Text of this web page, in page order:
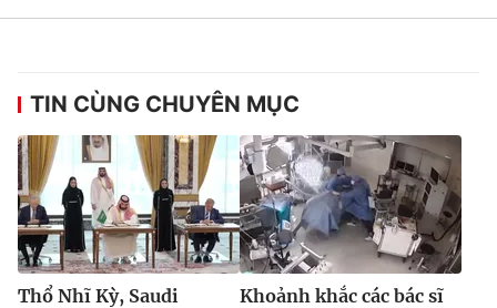
TIN CÙNG CHUYÊN MỤC
Thổ Nhĩ Kỳ, Saudi
Khoảnh khắc các bác sĩ